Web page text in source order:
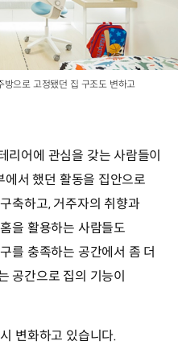
방으로 고정됐던 집 구조도 변하고
리어에 관심을 갖는 사람들이
서 했던 활동을 집안으로
축하고, 거주자의 취향과
을 활용하는 사람들도
를 충족하는 공간에서 좀 더
공간으로 집의 기능이
변화하고 있습니다.